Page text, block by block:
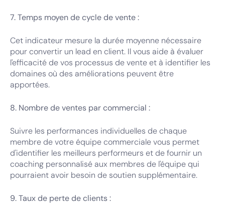
7. Temps moyen de cycle de vente :
Cet indicateur mesure la durée moyenne nécessaire
pour convertir un lead en client. Il vous aide à évaluer
l'efficacité de vos processus de vente et à identifier les
domaines où des améliorations peuvent être
apportées.
8. Nombre de ventes par commercial :
Suivre les performances individuelles de chaque
membre de votre équipe commerciale vous permet
d'identifier les meilleurs performeurs et de fournir un
coaching personnalisé aux membres de l'équipe qui
pourraient avoir besoin de soutien supplémentaire.
9. Taux de perte de clients :